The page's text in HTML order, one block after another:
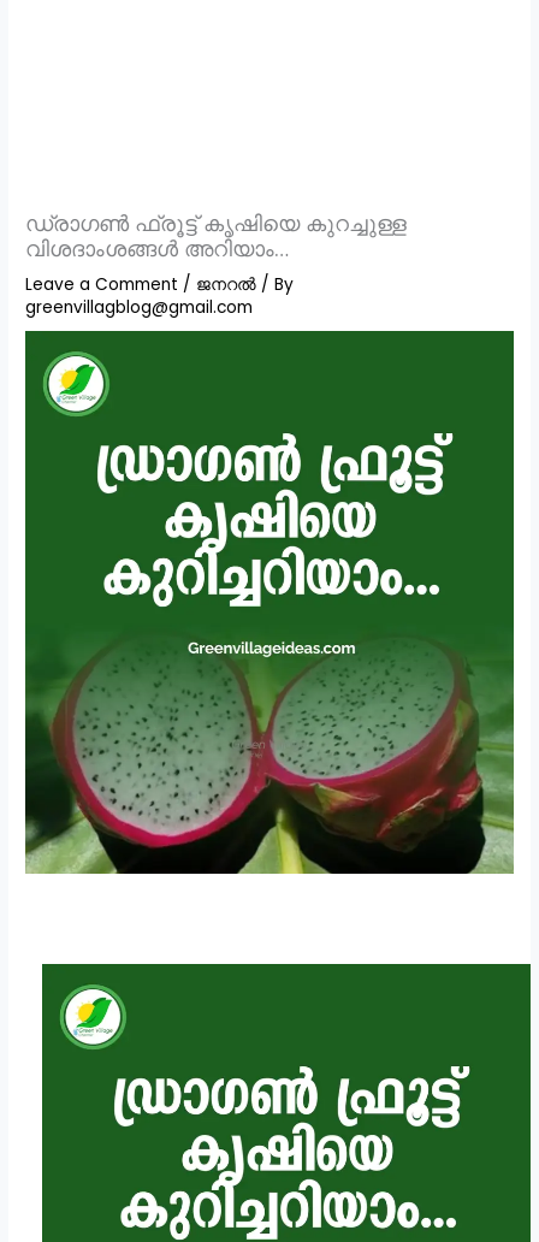
ഡ്രാഗൺ ഫ്രൂട്ട് കൃഷിയെ കുറച്ചുള്ള
വിശദാംശങ്ങൾ അറിയാം…
Leave a Comment / ജനറൽ / By
greenvillagblog@gmail.com